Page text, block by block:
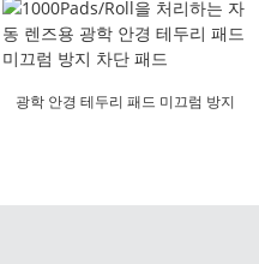
광학 안경 테두리 패드 미끄럼 방지